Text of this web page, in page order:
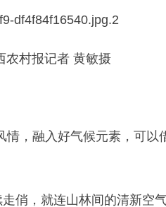
农村报记者 黄敏摄
，融入好气候元素，可以
俏，就连山林间的清新空